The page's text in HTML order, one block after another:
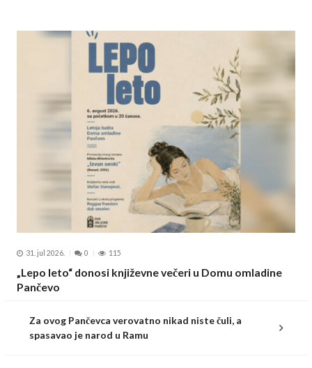
31. jul 2026. 0 115
„Lepo leto“ donosi književne večeri u Domu omladine
Pančevo
Za ovog Pančevca verovatno nikad niste čuli, a
spasavao je narod u Ramu